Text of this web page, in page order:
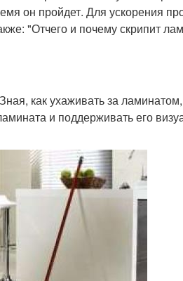
он пройдет. Для ускорения
"Отчего и почему скрипит
как ухаживать за
и поддерживать его